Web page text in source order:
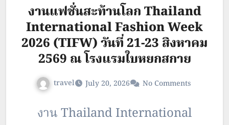
งานแฟชั่นสะท้านโลก Thailand
International Fashion Week
2026 (TIFW) วันที่ 21-23 สิงหาคม
2569 ณ โรงแรมใบหยกสกาย
travel July 20, 2026 No Comments
งาน Thailand International